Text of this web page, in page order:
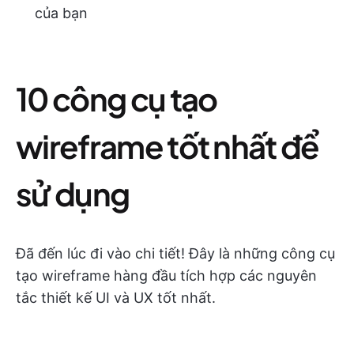
của bạn
10 công cụ tạo
wireframe tốt nhất để
sử dụng
Đã đến lúc đi vào chi tiết! Đây là những công cụ
tạo wireframe hàng đầu tích hợp các nguyên
tắc thiết kế UI và UX tốt nhất.